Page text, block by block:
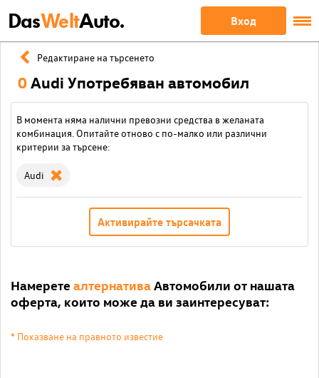
DasWeltAuto. Вход
Редактиране на търсенето
0Audi Употребяван автомобил
В момента няма налични превозни средства в желаната
комбинация. Опитайте отново с по-малко или различни
критерии за търсене:
Audi
Активирайте търсачката
Намерете алтернативаАвтомобили от нашата
оферта, които може да ви заинтересуват:
* Показване на правното известие